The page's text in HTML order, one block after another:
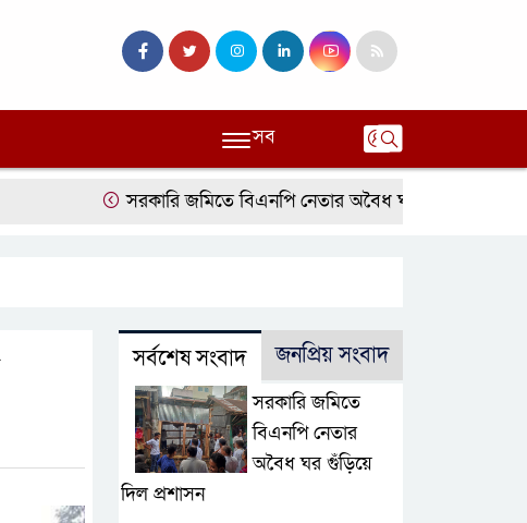
সব
সরকারি জমিতে বিএনপি নেতার অবৈধ ঘর গুঁড়িয়ে দিল প্রশাসন
সর্বশেষ সংবাদ জনপ্রিয় সংবাদ
সরকারি জমিতে
বিএনপি নেতার
অবৈধ ঘর গুঁড়িয়ে
দিল প্রশাসন